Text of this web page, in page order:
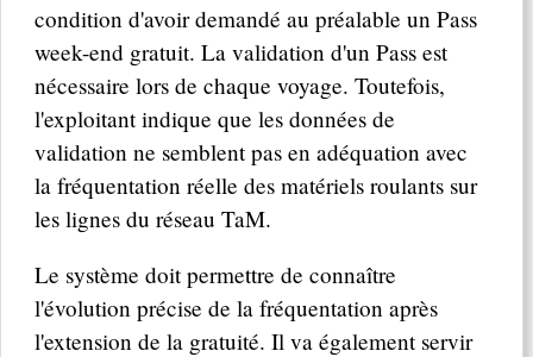
condition d'avoir demandé au préalable un Pass
week-end gratuit. La validation d'un Pass est
nécessaire lors de chaque voyage. Toutefois,
l'exploitant indique que les données de
validation ne semblent pas en adéquation avec
la fréquentation réelle des matériels roulants sur
les lignes du réseau TaM.
Le système doit permettre de connaître
l'évolution précise de la fréquentation après
l'extension de la gratuité. Il va également servir